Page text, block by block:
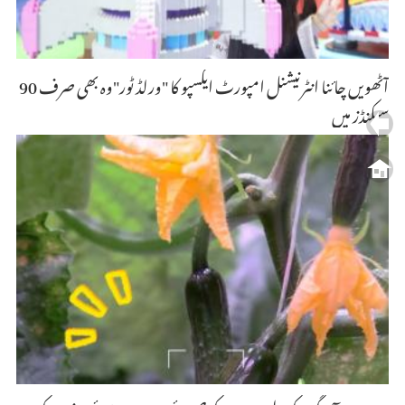
آٹھویں چائنا انٹرنیشنل امپورٹ ایکسپو کا "ورلڈ ٹور"وہ بھی صرف 90
سیکنڈز میں